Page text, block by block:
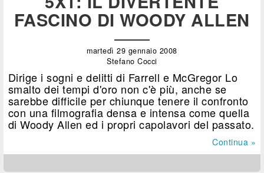
FASCINO DI WOODY ALLEN
martedì 29 gennaio 2008
Stefano Cocci
Dirige i sogni e delitti di Farrell e McGregor Lo
smalto dei tempi d'oro non c'è più, anche se
sarebbe difficile per chiunque tenere il confronto
con una filmografia densa e intensa come quella
di Woody Allen ed i propri capolavori del passato.
Continua »